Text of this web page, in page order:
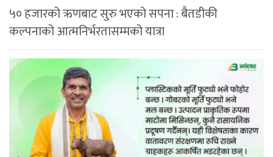
५० हजारको ऋणबाट सुरु भएको सपना : बैतडीकी
कल्पनाको आत्मनिर्भरतासम्मको यात्रा